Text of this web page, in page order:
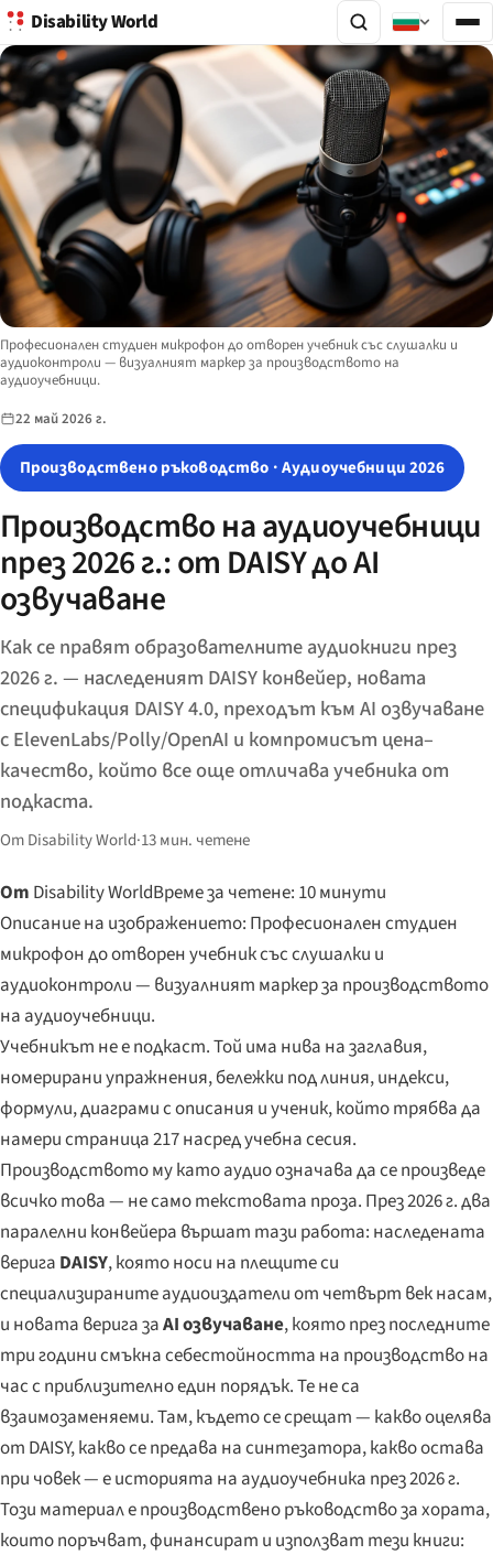
Disability World
Image description:
Професионален студиен микрофон до отворен учебник със слушалки и
аудиоконтроли — визуалният маркер за производството на
аудиоучебници.
22 май 2026 г.
Производствено ръководство · Аудиоучебници 2026
Производство на аудиоучебници
през 2026 г.: от DAISY до AI
озвучаване
Как се правят образователните аудиокниги през
2026 г. — наследеният DAISY конвейер, новата
спецификация DAISY 4.0, преходът към AI озвучаване
с ElevenLabs/Polly/OpenAI и компромисът цена–
качество, който все още отличава учебника от
подкаста.
От Disability World·13 мин. четене
От Disability WorldВреме за четене: 10 минути
Описание на изображението: Професионален студиен
микрофон до отворен учебник със слушалки и
аудиоконтроли — визуалният маркер за производството
на аудиоучебници.
Учебникът не е подкаст. Той има нива на заглавия,
номерирани упражнения, бележки под линия, индекси,
формули, диаграми с описания и ученик, който трябва да
намери страница 217 насред учебна сесия.
Производството му като аудио означава да се произведе
всичко това — не само текстовата проза. През 2026 г. два
паралелни конвейера вършат тази работа: наследената
верига DAISY, която носи на плещите си
специализираните аудиоиздатели от четвърт век насам,
и новата верига заAI озвучаване, която през последните
три години смъкна себестойността на производство на
час с приблизително един порядък. Те не са
взаимозаменяеми. Там, където се срещат — какво оцелява
от DAISY, какво се предава на синтезатора, какво остава
при човек — е историята на аудиоучебника през 2026 г.
Този материал е производствено ръководство за хората,
които поръчват, финансират и използват тези книги: